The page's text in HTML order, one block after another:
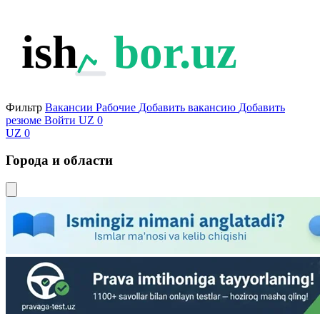
ish bor.uz
Фильтр Вакансии Рабочие Добавить вакансию Добавить
резюме Войти UZ 0
UZ 0
Города и области